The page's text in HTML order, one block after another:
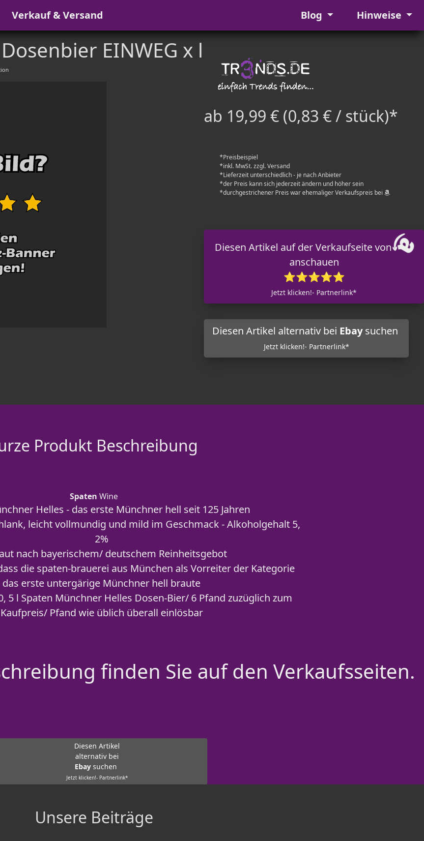
Verkauf & Versand Blog Hinweise
EINWEG x l
ab 19,99 € (0,83 € / stück)*
*Preisbeispiel
*inkl. MwSt. zzgl. Versand
*Lieferzeit unterschiedlich - je nach Anbieter
*der Preis kann sich jederzeit ändern und höher sein
*durchgestrichener Preis war ehemaliger Verkaufspreis bei
Diesen Artikel auf der Verkaufseite von
anschauen
⭐⭐⭐⭐⭐
Jetzt klicken!- Partnerlink*
Diesen Artikel alternativ bei Ebaysuchen
Jetzt klicken!- Partnerlink*
Produkt Beschreibung
Spaten Wine
Helles - das erste Münchner hell seit 125 Jahren
leicht vollmundig und mild im Geschmack - Alkoholgehalt 5,
2%
nach bayerischem/ deutschem Reinheitsgebot
die spaten-brauerei aus München als Vorreiter der Kategorie
das erste untergärige Münchner hell braute
5 l Spaten Münchner Helles Dosen-Bier/ 6 Pfand zuzüglich zum
Kaufpreis/ Pfand wie üblich überall einlösbar
finden Sie auf den Verkaufsseiten.
Diesen Artikel
alternativ bei
Ebay suchen
Jetzt klicken!- Partnerlink*
Unsere Beiträge